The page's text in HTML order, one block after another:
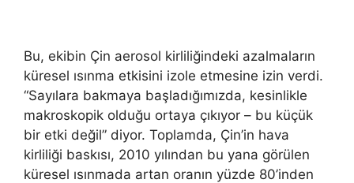
Bu, ekibin Çin aerosol kirliliğindeki azalmaların
küresel ısınma etkisini izole etmesine izin verdi.
“Sayılara bakmaya başladığımızda, kesinlikle
makroskopik olduğu ortaya çıkıyor – bu küçük
bir etki değil” diyor. Toplamda, Çin’in hava
kirliliği baskısı, 2010 yılından bu yana görülen
küresel ısınmada artan oranın yüzde 80’inden